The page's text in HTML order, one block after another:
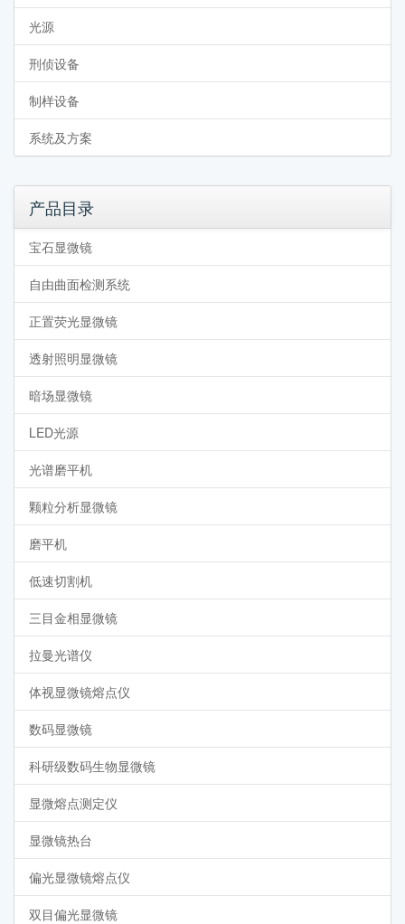
光源
刑侦设备
制样设备
系统及方案
产品目录
宝石显微镜
自由曲面检测系统
正置荧光显微镜
透射照明显微镜
暗场显微镜
LED光源
光谱磨平机
颗粒分析显微镜
磨平机
低速切割机
三目金相显微镜
拉曼光谱仪
体视显微镜熔点仪
数码显微镜
科研级数码生物显微镜
显微熔点测定仪
显微镜热台
偏光显微镜熔点仪
双目偏光显微镜